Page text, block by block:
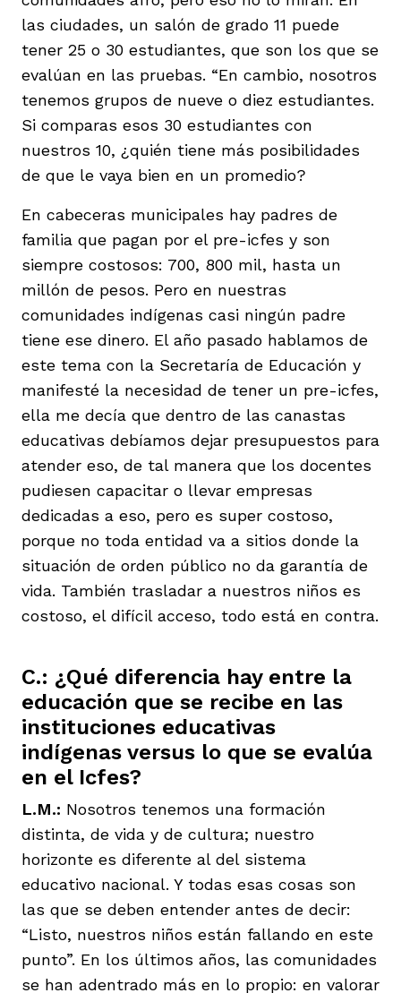
las ciudades, un salón de grado 11 puede
tener 25 o 30 estudiantes, que son los que se
evalúan en las pruebas. “En cambio, nosotros
tenemos grupos de nueve o diez estudiantes.
Si comparas esos 30 estudiantes con
nuestros 10, ¿quién tiene más posibilidades
de que le vaya bien en un promedio?
En cabeceras municipales hay padres de
familia que pagan por el pre-icfes y son
siempre costosos: 700, 800 mil, hasta un
millón de pesos. Pero en nuestras
comunidades indígenas casi ningún padre
tiene ese dinero. El año pasado hablamos de
este tema con la Secretaría de Educación y
manifesté la necesidad de tener un pre-icfes,
ella me decía que dentro de las canastas
educativas debíamos dejar presupuestos para
atender eso, de tal manera que los docentes
pudiesen capacitar o llevar empresas
dedicadas a eso, pero es super costoso,
porque no toda entidad va a sitios donde la
situación de orden público no da garantía de
vida. También trasladar a nuestros niños es
costoso, el difícil acceso, todo está en contra.
C.: ¿Qué diferencia hay entre la
educación que se recibe en las
instituciones educativas
indígenas versus lo que se evalúa
en el Icfes?
L.M.: Nosotros tenemos una formación
distinta, de vida y de cultura; nuestro
horizonte es diferente al del sistema
educativo nacional. Y todas esas cosas son
las que se deben entender antes de decir:
“Listo, nuestros niños están fallando en este
punto”. En los últimos años, las comunidades
se han adentrado más en lo propio: en valorar